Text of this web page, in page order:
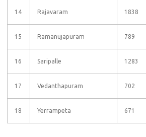
14 Rajavaram 1838
15 Ramanujapuram 789
16 Saripalle 1283
17 Vedanthapuram 702
18 Yerrampeta 671